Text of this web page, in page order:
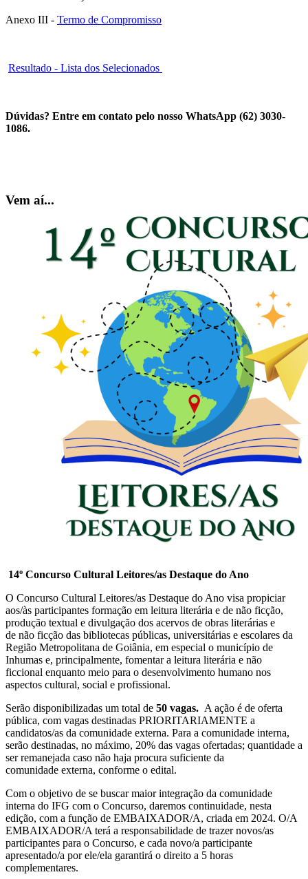
Anexo III - Termo de Compromisso
Resultado - Lista dos Selecionados
Dúvidas? Entre em contato pelo nosso WhatsApp (62) 3030-
1086.
Vem aí...
14º Concurso Cultural Leitores/as Destaque do Ano
O Concurso Cultural Leitores/as Destaque do Ano visa propiciar
aos/às participantes formação em leitura literária e de não ficção,
produção textual e divulgação dos acervos de obras literárias e
de não ficção das bibliotecas públicas, universitárias e escolares da
Região Metropolitana de Goiânia, em especial o município de
Inhumas e, principalmente, fomentar a leitura literária e não
ficcional enquanto meio para o desenvolvimento humano nos
aspectos cultural, social e profissional.
Serão disponibilizadas um total de 50 vagas. A ação é de oferta
pública, com vagas destinadas PRIORITARIAMENTE a
candidatos/as da comunidade externa. Para a comunidade interna,
serão destinadas, no máximo, 20% das vagas ofertadas; quantidade a
ser remanejada caso não haja procura suficiente da
comunidade externa, conforme o edital.
Com o objetivo de se buscar maior integração da comunidade
interna do IFG com o Concurso, daremos continuidade, nesta
edição, com a função de EMBAIXADOR/A, criada em 2024. O/A
EMBAIXADOR/A terá a responsabilidade de trazer novos/as
participantes para o Concurso, e cada novo/a participante
apresentado/a por ele/ela garantirá o direito a 5 horas
complementares.